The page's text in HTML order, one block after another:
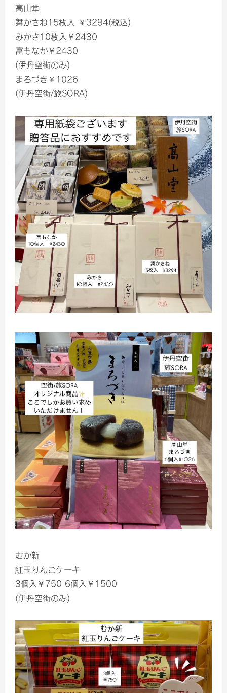
高山堂
舞かさね15枚入 ￥3294(税込)
みかさ10枚入￥2430
富もなか￥2430
(伊丹空街のみ)
まろづき￥1026
(伊丹空街/旅SORA)
むか新
紅玉りんごケーキ
3個入￥750 6個入￥1500
(伊丹空街のみ)